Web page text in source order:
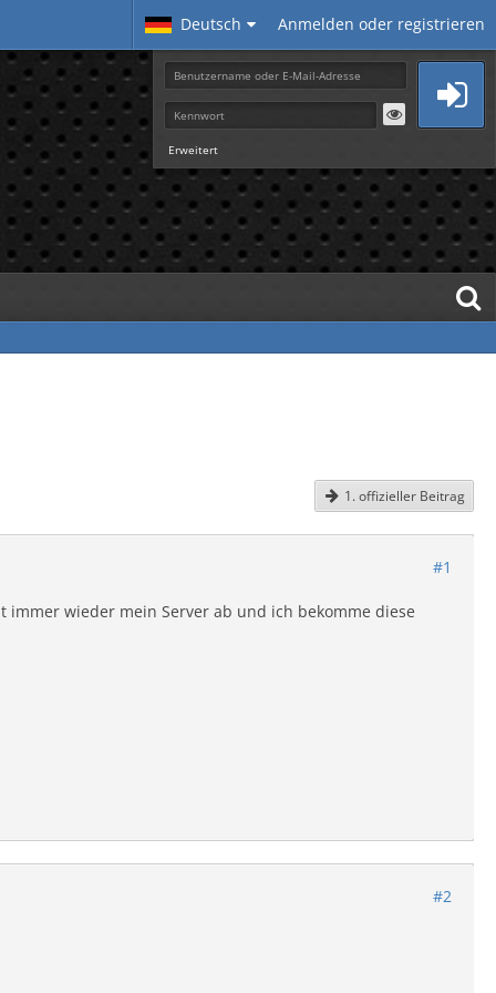
Deutsch Anmelden oder registrieren
Erweitert
1. offizieller Beitrag
#1
wieder mein Server ab und ich bekomme diese
#2